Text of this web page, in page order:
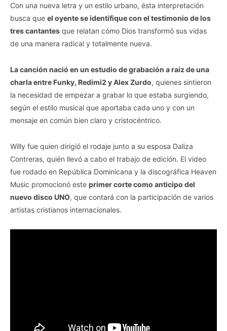
Con una nueva letra y un estilo urbano, ésta interpretación
busca que el oyente se identifique con el testimonio de los
tres cantantes que relatan cómo Dios transformó sus vidas
de una manera radical y totalmente nueva.
La canción nació en un estudio de grabación a raíz de una
charla entre Funky, Redimi2 y Alex Zurdo, quienes sintieron
la necesidad de empezar a grabar lo que estaba surgiendo,
según el estilo musical que aportaba cada uno y con un
mensaje en común bien claro y cristocéntrico.
Willy fue quien dirigió el rodaje junto a su esposa Daliza
Contreras, quién llevó a cabo el trabajo de edición. El video
fue rodado en República Dominicana y la discográfica Heaven
Music promocionó este primer corte como anticipo del
nuevo disco UNO, que contará con la participación de varios
artistas cristianos internacionales.